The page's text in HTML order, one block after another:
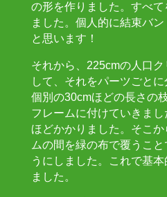
の形を作りました。すべ
ました。個人的に結束バ
と思います！
それから、225cmの人口
して、それをパーツごとに
個別の30cmほどの長さの
フレームに付けていきま
ほどかかりました。そこ
ムの間を緑の布で覆うこ
うにしました。これで基
ました。